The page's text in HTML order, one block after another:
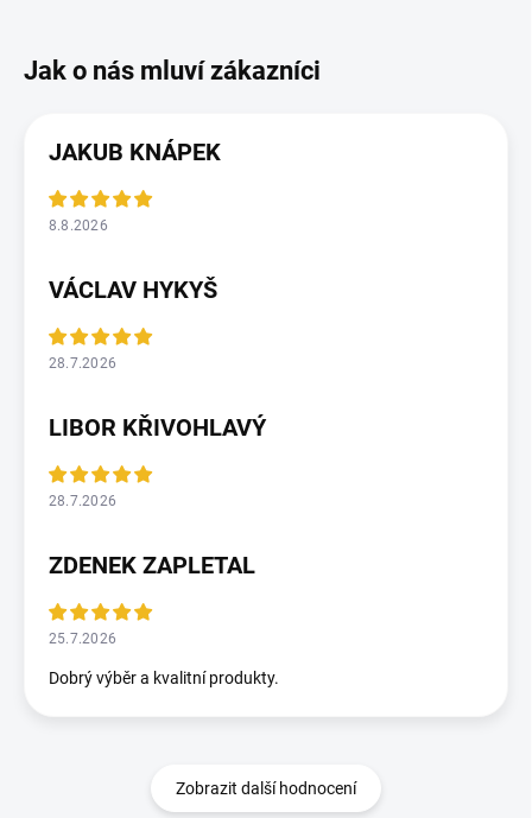
JAKUB KNÁPEK
8.8.2026
VÁCLAV HYKYŠ
28.7.2026
LIBOR KŘIVOHLAVÝ
28.7.2026
ZDENEK ZAPLETAL
25.7.2026
Dobrý výběr a kvalitní produkty.
Zobrazit další hodnocení